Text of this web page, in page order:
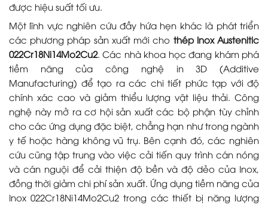
được hiệu suất tối ưu.
Một lĩnh vực nghiên cứu đầy hứa hẹn khác là phát triển
các phương pháp sản xuất mới cho thép Inox Austenitic
022Cr18Ni14Mo2Cu2. Các nhà khoa học đang khám phá
tiềm năng của công nghệ in 3D (Additive
Manufacturing) để tạo ra các chi tiết phức tạp với độ
chính xác cao và giảm thiểu lượng vật liệu thải. Công
nghệ này mở ra cơ hội sản xuất các bộ phận tùy chỉnh
cho các ứng dụng đặc biệt, chẳng hạn như trong ngành
y tế hoặc hàng không vũ trụ. Bên cạnh đó, các nghiên
cứu cũng tập trung vào việc cải tiến quy trình cán nóng
và cán nguội để cải thiện độ bền và độ dẻo của Inox,
đồng thời giảm chi phí sản xuất. Ứng dụng tiềm năng của
Inox 022Cr18Ni14Mo2Cu2 trong các thiết bị năng lượng